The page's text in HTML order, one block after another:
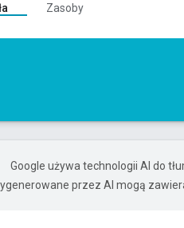
Zasoby
Google używa technologii AI do
przez AI mogą